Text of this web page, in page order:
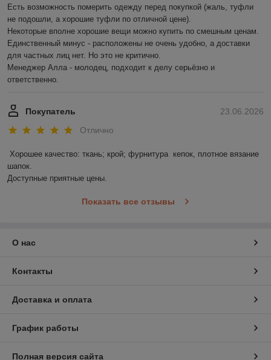
Есть возможность померить одежду перед покупкой (жаль, туфли
не подошли, а хорошие туфли по отличной цене).
Некоторые вполне хорошие вещи можно купить по смешным ценам.
Единственный минус - расположены не очень удобно, а доставки
для частных лиц нет. Но это не критично.
Менеджер Алла - молодец, подходит к делу серьёзно и
ответственно.
23.06.2026
Покупатель
Отлично
Хорошее качество: ткань; крой; фурнитура  кепок, плотное вязание
шапок.
Доступные приятные цены.
Показать все отзывы
О нас
Контакты
Доставка и оплата
График работы
Полная версия сайта